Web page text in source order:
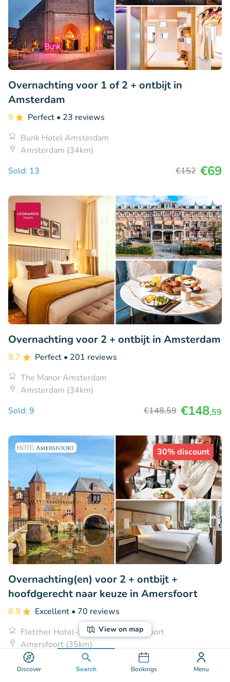
Discover Search Bookings Menu
View on map
Overnachting voor 1 of 2 + ontbijt in
Amsterdam
9 Perfect • 23 reviews
Bunk Hotel Amsterdam
Amsterdam (34km)
Sold: 13
€152 €69
Overnachting voor 2 + ontbijt in Amsterdam
9.7 Perfect • 201 reviews
The Manor Amsterdam
Amsterdam (34km)
Sold: 9
€148,59 €148,59
30% discount
Overnachting(en) voor 2 + ontbijt +
hoofdgerecht naar keuze in Amersfoort
8.9 Excellent • 70 reviews
Fletcher Hotel-Restaurant Amersfoort
Amersfoort (35km)
Sold: 15
€139